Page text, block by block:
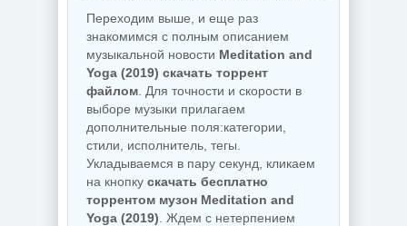
Переходим выше, и еще раз
знакомимся с полным описанием
музыкальной новости Meditation and
Yoga (2019) скачать торрент
файлом . Для точности и скорости в
выборе музыки прилагаем
дополнительные поля:категории,
стили, исполнитель, тегы.
Укладываемся в пару секунд, кликаем
на кнопку скачать бесплатно
торрентом музон Meditation and
Yoga (2019) . Ждем с нетерпением